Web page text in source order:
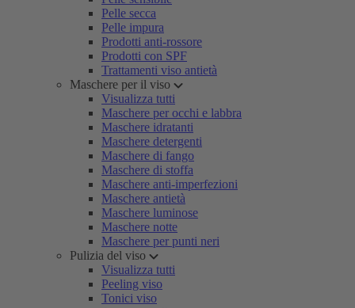
Pelle secca
Pelle impura
Prodotti anti-rossore
Prodotti con SPF
Trattamenti viso antietà
Maschere per il viso
Visualizza tutti
Maschere per occhi e labbra
Maschere idratanti
Maschere detergenti
Maschere di fango
Maschere di stoffa
Maschere anti-imperfezioni
Maschere antietà
Maschere luminose
Maschere notte
Maschere per punti neri
Pulizia del viso
Visualizza tutti
Peeling viso
Tonici viso